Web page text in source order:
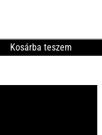
Kosárba teszem